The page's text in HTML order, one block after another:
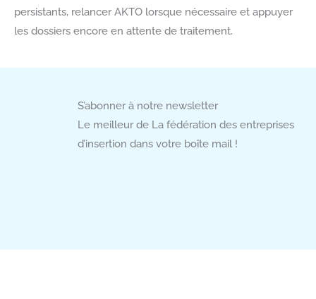
persistants, relancer AKTO lorsque nécessaire et appuyer
les dossiers encore en attente de traitement.
S’abonner à notre newsletter
Le meilleur de La fédération des entreprises
d’insertion dans votre boîte mail !